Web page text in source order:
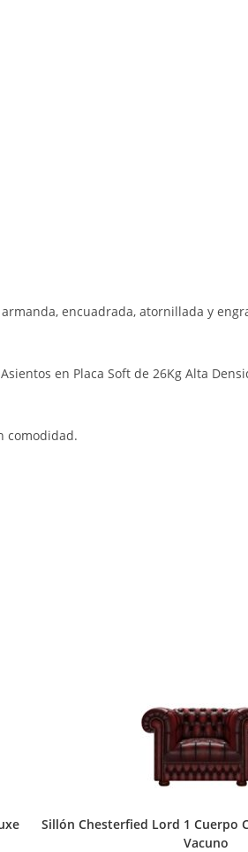
encuadrada, atornillada y
en Placa Soft de 26Kg Alta
comodidad.
Sillón Chesterfied Lord 1 Cuerpo
Vacuno